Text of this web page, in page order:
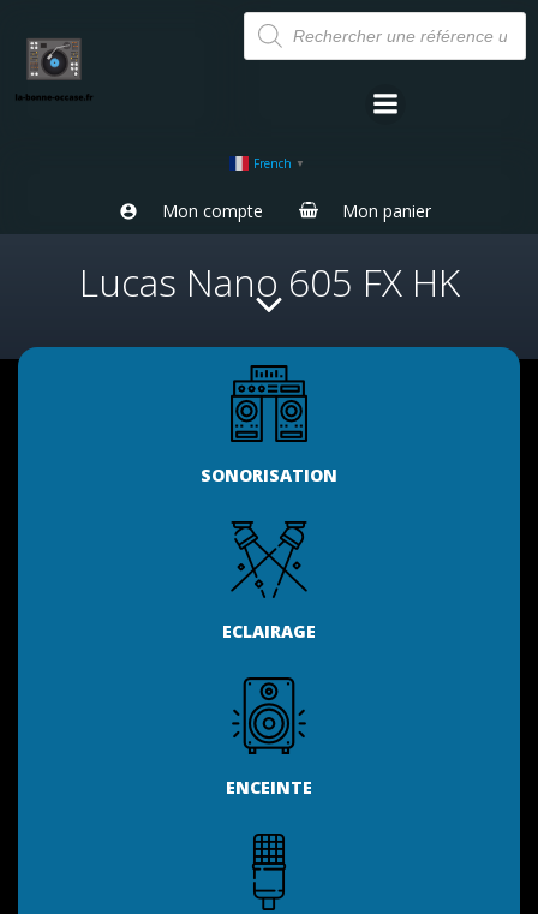
Aller
au
contenu
Recherche
de
produits
French ▼
Mon compte Mon panier
Lucas Nano 605 FX HK
SONORISATION
ECLAIRAGE
ENCEINTE